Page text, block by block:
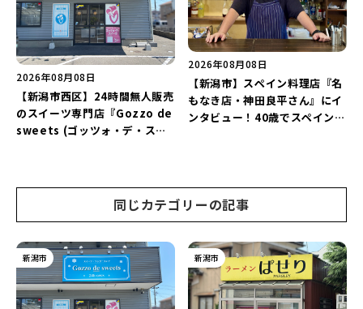
♪
2026年08月08日
【新潟市西区】24時間無人販売
のスイーツ専門店『Gozzo de
sweets (ゴッツォ・デ・スイ
2026年08月08日
【新潟市】スペイン料理店『名
もなき店・神田良平さん』にイ
ンタビュー！40歳でスペインへ
同じカテゴリーの記事
新潟市 新潟市